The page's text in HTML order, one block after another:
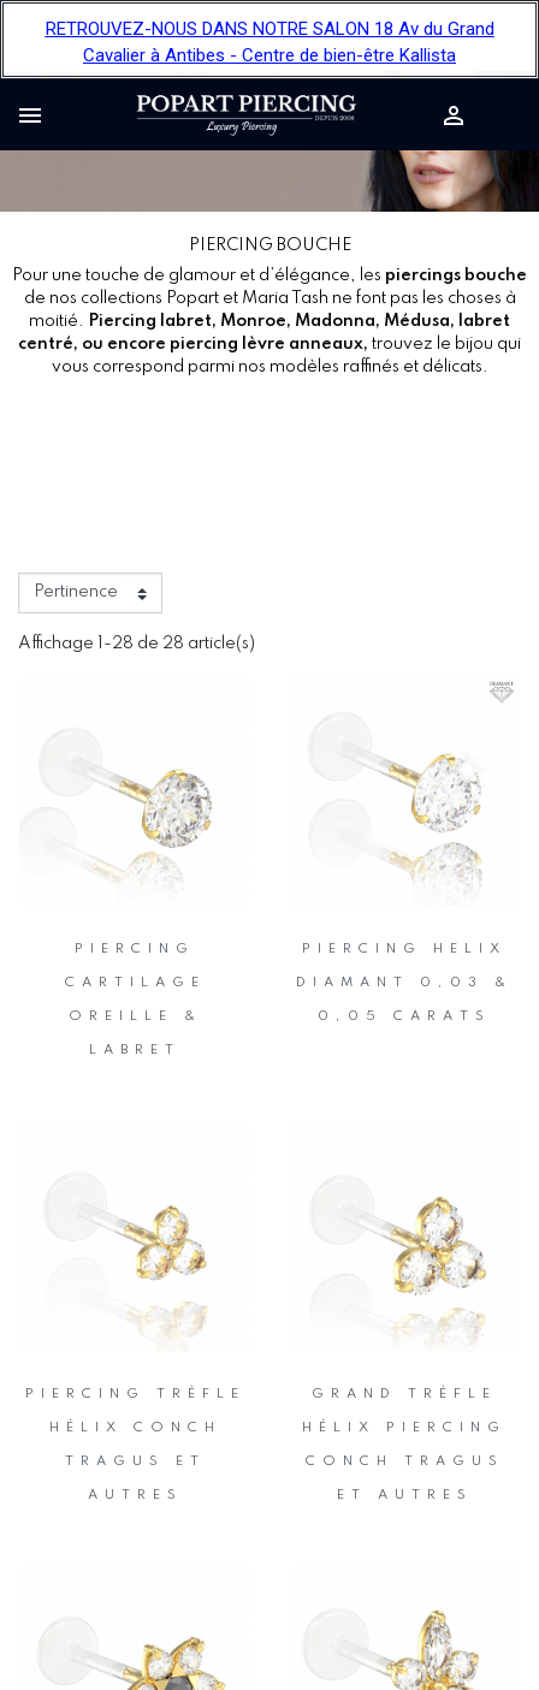
RETROUVEZ-NOUS DANS NOTRE SALON 18 Av du Grand
Cavalier à Antibes - Centre de bien-être Kallista
 
PIERCING BOUCHE
Pour une touche de glamour et d’élégance, les piercings bouche
de nos collections Popart et Maria Tash ne font pas les choses à
moitié. Piercing labret, Monroe, Madonna, Médusa, labret
centré, ou encore piercing lèvre anneaux, trouvez le bijou qui
vous correspond parmi nos modèles raffinés et délicats.
Affichage 1-28 de 28 article(s)
PIERCING
CARTILAGE
OREILLE &
LABRET
PIERCING HELIX
DIAMANT 0,03 &
0,05 CARATS
PIERCING TRÈFLE
HÉLIX CONCH
TRAGUS ET
AUTRES
GRAND TRÈFLE
HÉLIX PIERCING
CONCH TRAGUS
ET AUTRES